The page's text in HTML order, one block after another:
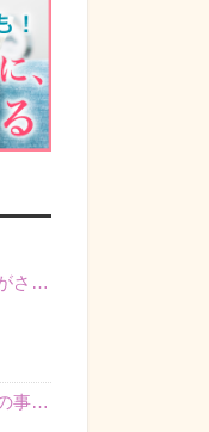
私は結婚しています。傲慢な夫に嫌気がさし離婚を考えていたときに、彼と出会いました。彼には恋人がいましたが、話をするうちに、夫とのことを相談するようにな
リコカツをしようと考えています。夫の事からの愛情を全く感じません。子供がいるので、子供が成長するまではと我慢しています。 まず、お金が必要だと考え、仕事の量も増やしました。ところが、夫は働かず、結局は